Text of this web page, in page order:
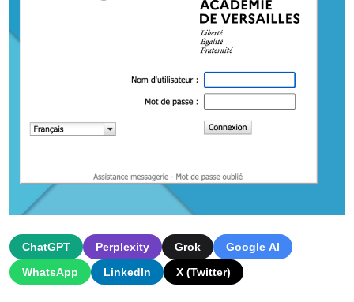
ChatGPT Perplexity Grok
Google AI
WhatsApp
LinkedIn X (Twitter)